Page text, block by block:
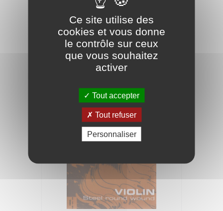
STAGG Cordes Violon 3/4 & 4/4 Extra-
Light
14,90 €
Ce site utilise des
cookies et vous donne
le contrôle sur ceux
que vous souhaitez
activer
Tout accepter
Tout refuser
Personnaliser